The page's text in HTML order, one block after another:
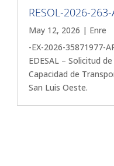
RESOL-2026-
May 12, 2026 | Enre
-EX-2026-35871977-
EDESAL – Solicitud
Capacidad de
San Luis Oeste.